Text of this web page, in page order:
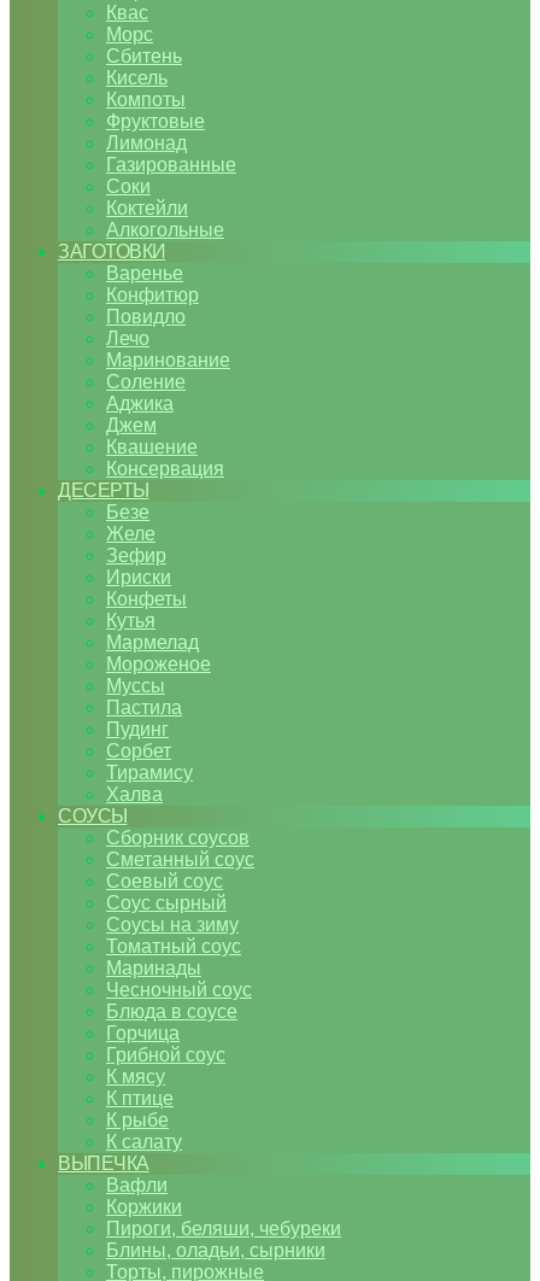
Квас
Морс
Сбитень
Кисель
Компоты
Фруктовые
Лимонад
Газированные
Соки
Коктейли
Алкогольные
ЗАГОТОВКИ
Варенье
Конфитюр
Повидло
Лечо
Маринование
Соление
Аджика
Джем
Квашение
Консервация
ДЕСЕРТЫ
Безе
Желе
Зефир
Ириски
Конфеты
Кутья
Мармелад
Мороженое
Муссы
Пастила
Пудинг
Сорбет
Тирамису
Халва
СОУСЫ
Сборник соусов
Сметанный соус
Соевый соус
Соус сырный
Соусы на зиму
Томатный соус
Маринады
Чесночный соус
Блюда в соусе
Горчица
Грибной соус
К мясу
К птице
К рыбе
К салату
ВЫПЕЧКА
Вафли
Коржики
Пироги, беляши, чебуреки
Блины, оладьи, сырники
Торты, пирожные